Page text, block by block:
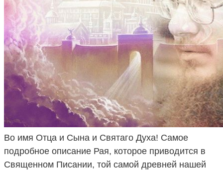
Во имя Отца и Сына и Святаго Духа! Cамое
подробное описание Рая, которое приводится в
Священном Писании, той самой древней нашей